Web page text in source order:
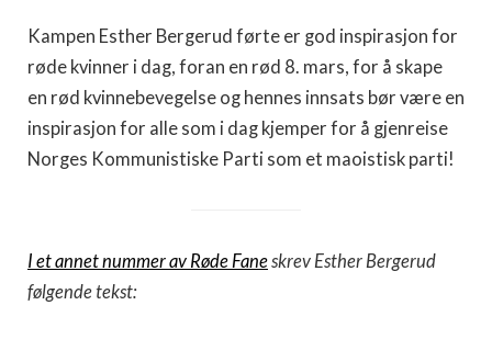
Kampen Esther Bergerud førte er god inspirasjon for
røde kvinner i dag, foran en rød 8. mars, for å skape
en rød kvinnebevegelse og hennes innsats bør være en
inspirasjon for alle som i dag kjemper for å gjenreise
Norges Kommunistiske Parti som et maoistisk parti!
I et annet nummer av Røde Faneskrev Esther Bergerud
følgende tekst: